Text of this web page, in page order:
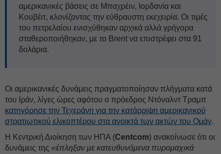
αμερικανικές βάσεις σε Μπαχρέιν, Ιορδανία και
Κουβέιτ, κλονίζοντας την εύθραυστη εκεχειρία. Οι τιμές
του πετρελαίου ενισχύθηκαν αρχικά αλλά γρήγορα
σταθεροποιήθηκαν, με το Brent να επιστρέφει στα 91
δολάρια.
Οι αμερικανικές δυνάμεις πραγματοποίησαν πλήγματα κατά
του Ιράν, λίγες ώρες αφότου ο πρόεδρος Ντόναλντ Τραμπ
κατηγόρησε την Τεχεράνη για την κατάρριψη αμερικανικού
στρατιωτικού ελικοπτέρου στα ανοικτά των ακτών του Ομάν.
Η Κεντρική Διοίκηση των ΗΠΑ (Centcom) ανακοίνωσε ότι οι
δυνάμεις της «έπληξαν με κατευθυνόμενα πυρομαχικά